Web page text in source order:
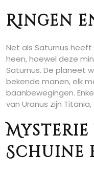
Ringen
Net als Saturnus heeft
heen, hoewel deze
Saturnus. De planeet
bekende manen, elk
baanbewegingen.
van Uranus zijn
Mysterie
Schuine